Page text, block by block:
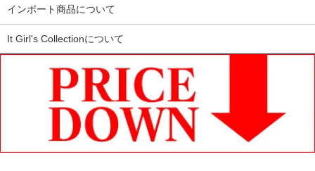
インポート商品について
It Girl's Collectionについて